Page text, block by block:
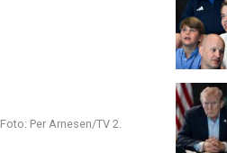
Foto: Per Arnesen/TV 2.